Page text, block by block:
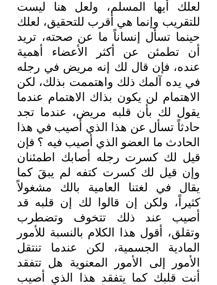
لعلك أيها المسلم، ولعل هنا ليست
للتقريب وإنما هي أقرب للتحقيق، لعلك
حينما تسأل إنساناً ما عن صحته، تريد
أن تطمئن عن أكثر الأعضاء أهمية
عنده، فإن قال لك إنه مريض في رجله
في يده آلمك ذلك واهتممت بذلك، لكن
الاهتمام لن يكون بذاك الاهتمام عندما
يقول لك بأن قلبه مريض، عندما تجد
حادثاً تسأل عن هذا الذي أصيب في هذا
الحادث ما العضو الذي أصيب فيه ؟ فإن
قيل لك كسرت رجله أصابك اطمئنان
وإن قيل لك كسرت كتفه لم يبقَ كما
يقال في لغتنا العامية بالك مشغولاً
كثيراً، ولكن إن قالوا لك إن قلبه قد
أصيب عند ذلك تتخوف وتضطرب
وتقلق، أقول هذا الكلام بالنسبة للأمور
المادية الجسمية، لكن عندما تنتقل
الأمور إلى الأمور المعنوية هل تتفقد
أنت قلبك كما يتفقد هذا الذي أصيب